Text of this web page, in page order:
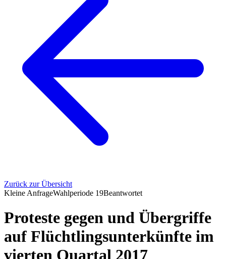
Zurück zur Übersicht
Kleine AnfrageWahlperiode 19Beantwortet
Proteste gegen und Übergriffe
auf Flüchtlingsunterkünfte im
vierten Quartal 2017